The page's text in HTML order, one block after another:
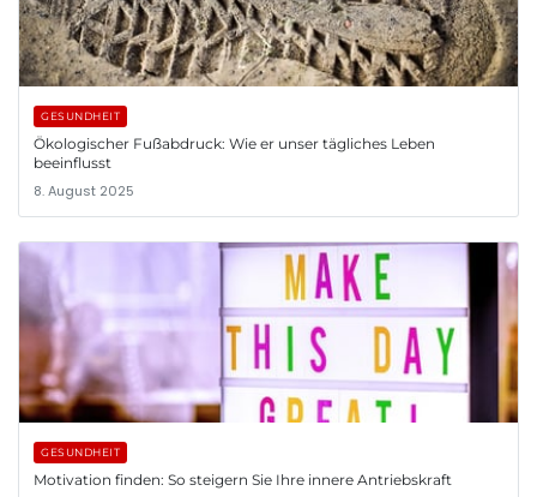
GESUNDHEIT
Ökologischer Fußabdruck: Wie er unser tägliches Leben
beeinflusst
8. August 2025
GESUNDHEIT
Motivation finden: So steigern Sie Ihre innere Antriebskraft